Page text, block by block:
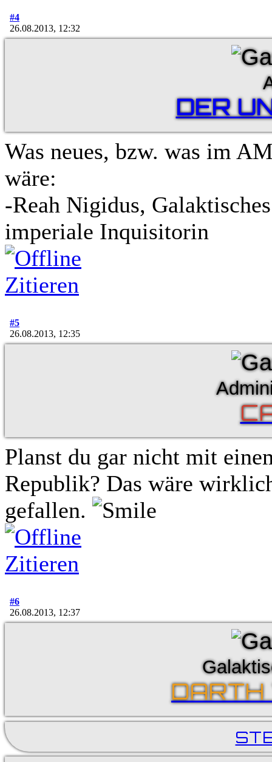
#4
26.08.2013, 12:32
DER
Was neues, bzw. was im
wäre:
-Reah Nigidus,
imperiale Inquisitorin
Zitieren
#5
26.08.2013, 12:35
Planst du gar nicht mit
Republik? Das wäre
gefallen.
Zitieren
#6
26.08.2013, 12:37
DARTH